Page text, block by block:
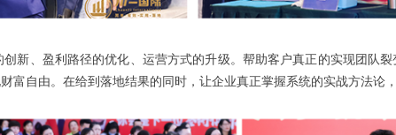
新、盈利路径的优化、运营方式的升级。帮助客户真正的实现团队
富自由。在给到落地结果的同时，让企业真正掌握系统的实战方法论